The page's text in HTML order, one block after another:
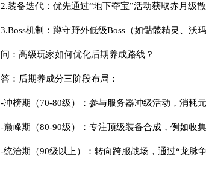
2.装备迭代：优先通过“地下夺宝”活动获取赤月级
3.Boss机制：蹲守野外低级Boss（如骷髅精灵、
问：高级玩家如何优化后期养成路线？
答：后期养成分三阶段布局：
-冲榜期（70-80级）：参与服务器冲级活动，消耗
-巅峰期（80-90级）：专注顶级装备合成，例如收
-统治期（90级以上）：转向跨服战场，通过“龙脉